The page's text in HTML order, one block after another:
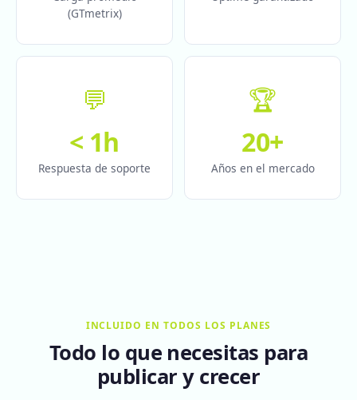
(GTmetrix)
💬
< 1h
Respuesta de soporte
🏆
20+
Años en el mercado
INCLUIDO EN TODOS LOS PLANES
Todo lo que necesitas para
publicar y crecer